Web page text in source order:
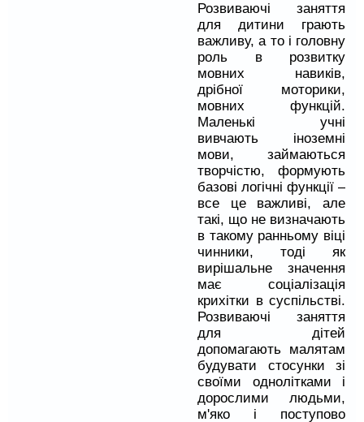
Розвиваючі заняття
для дитини грають
важливу, а то і головну
роль в розвитку
мовних навиків,
дрібної моторики,
мовних функцій.
Маленькі учні
вивчають іноземні
мови, займаються
творчістю, формують
базові логічні функції –
все це важливі, але
такі, що не визначають
в такому ранньому віці
чинники, тоді як
вирішальне значення
має соціалізація
крихітки в суспільстві.
Розвиваючі заняття
для дітей
допомагають малятам
будувати стосунки зі
своїми однолітками і
дорослими людьми,
м'яко і поступово